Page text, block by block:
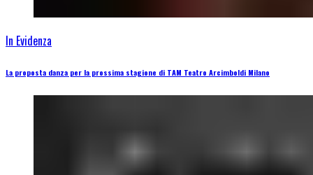
In Evidenza
La proposta danza per la prossima stagione di TAM Teatro Arcimboldi Milano